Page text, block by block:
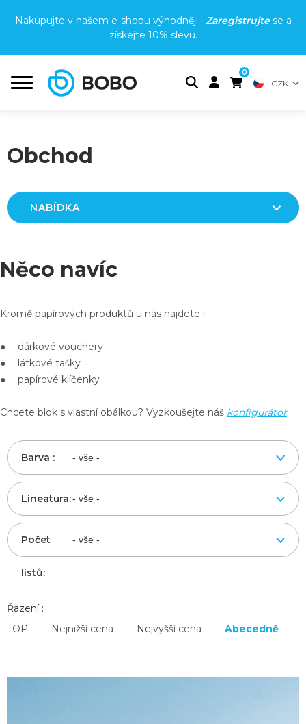
Nakupujte v našem e-shopu výhodněji. Zaregistrujtese a
získejte 10% slevu.
0
CZK
Obchod
NABÍDKA
Něco navíc
Kromě papírových produktů u nás najdete i:
● dárkové vouchery
● látkové tašky
● papírové klíčenky
Chcete blok s vlastní obálkou? Vyzkoušejte náš konfigurátor.
Barva :
Lineatura:
Počet
listů:
Řazení :
TOP
Nejnižší cena Nejvyšší cena Abecedně